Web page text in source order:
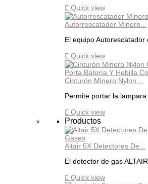
 Quick view
Autorrescatador Minero...
El equipo Autorescatador
 Quick view
Cinturón Minero Nylon...
Permite portar la lampara
 Quick view
Productos
Altair 5X Detectores De...
El detector de gas ALTAIR
 Quick view